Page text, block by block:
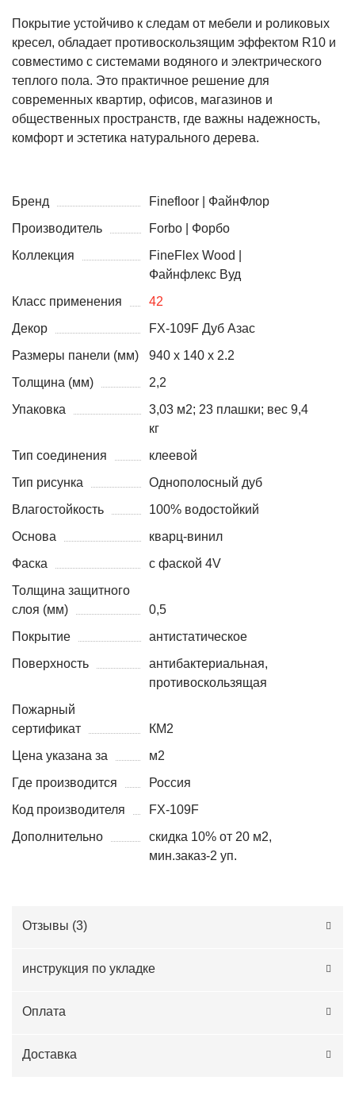
Покрытие устойчиво к следам от мебели и роликовых
кресел, обладает противоскользящим эффектом R10 и
совместимо с системами водяного и электрического
теплого пола. Это практичное решение для
современных квартир, офисов, магазинов и
общественных пространств, где важны надежность,
комфорт и эстетика натурального дерева.
Бренд
Finefloor | ФайнФлор
Производитель
Forbo | Форбо
Коллекция
FineFlex Wood |
Файнфлекс Вуд
Класс применения
42
Декор
FX-109F Дуб Азас
Размеры панели (мм)
940 x 140 x 2.2
Толщина (мм)
2,2
Упаковка
3,03 м2; 23 плашки; вес 9,4
кг
Тип соединения
клеевой
Тип рисунка
Однополосный дуб
Влагостойкость
100% водостойкий
Основа
кварц-винил
Фаска
с фаской 4V
Толщина защитного
слоя (мм)
0,5
Покрытие
антистатическое
Поверхность
антибактериальная,
противоскользящая
Пожарный
сертификат
КМ2
Цена указана за
м2
Где производится
Россия
Код производителя
FX-109F
Дополнительно
скидка 10% от 20 м2,
мин.заказ-2 уп.
Отзывы (3)
инструкция по укладке
Оплата
Доставка